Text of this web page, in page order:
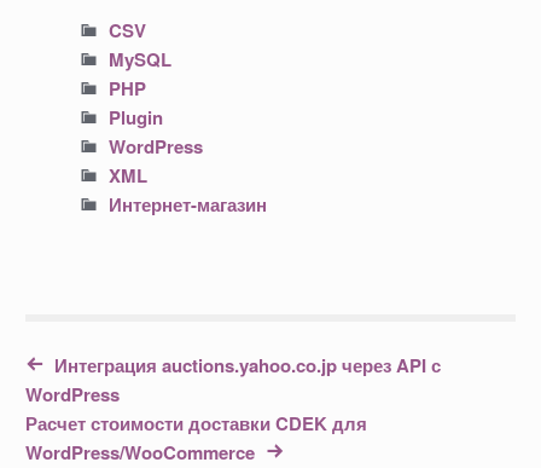
CSV
MySQL
PHP
Plugin
WordPress
XML
Интернет-магазин
Интеграция auctions.yahoo.co.jp через API с
WordPress
Расчет стоимости доставки CDEK для
WordPress/WooCommerce